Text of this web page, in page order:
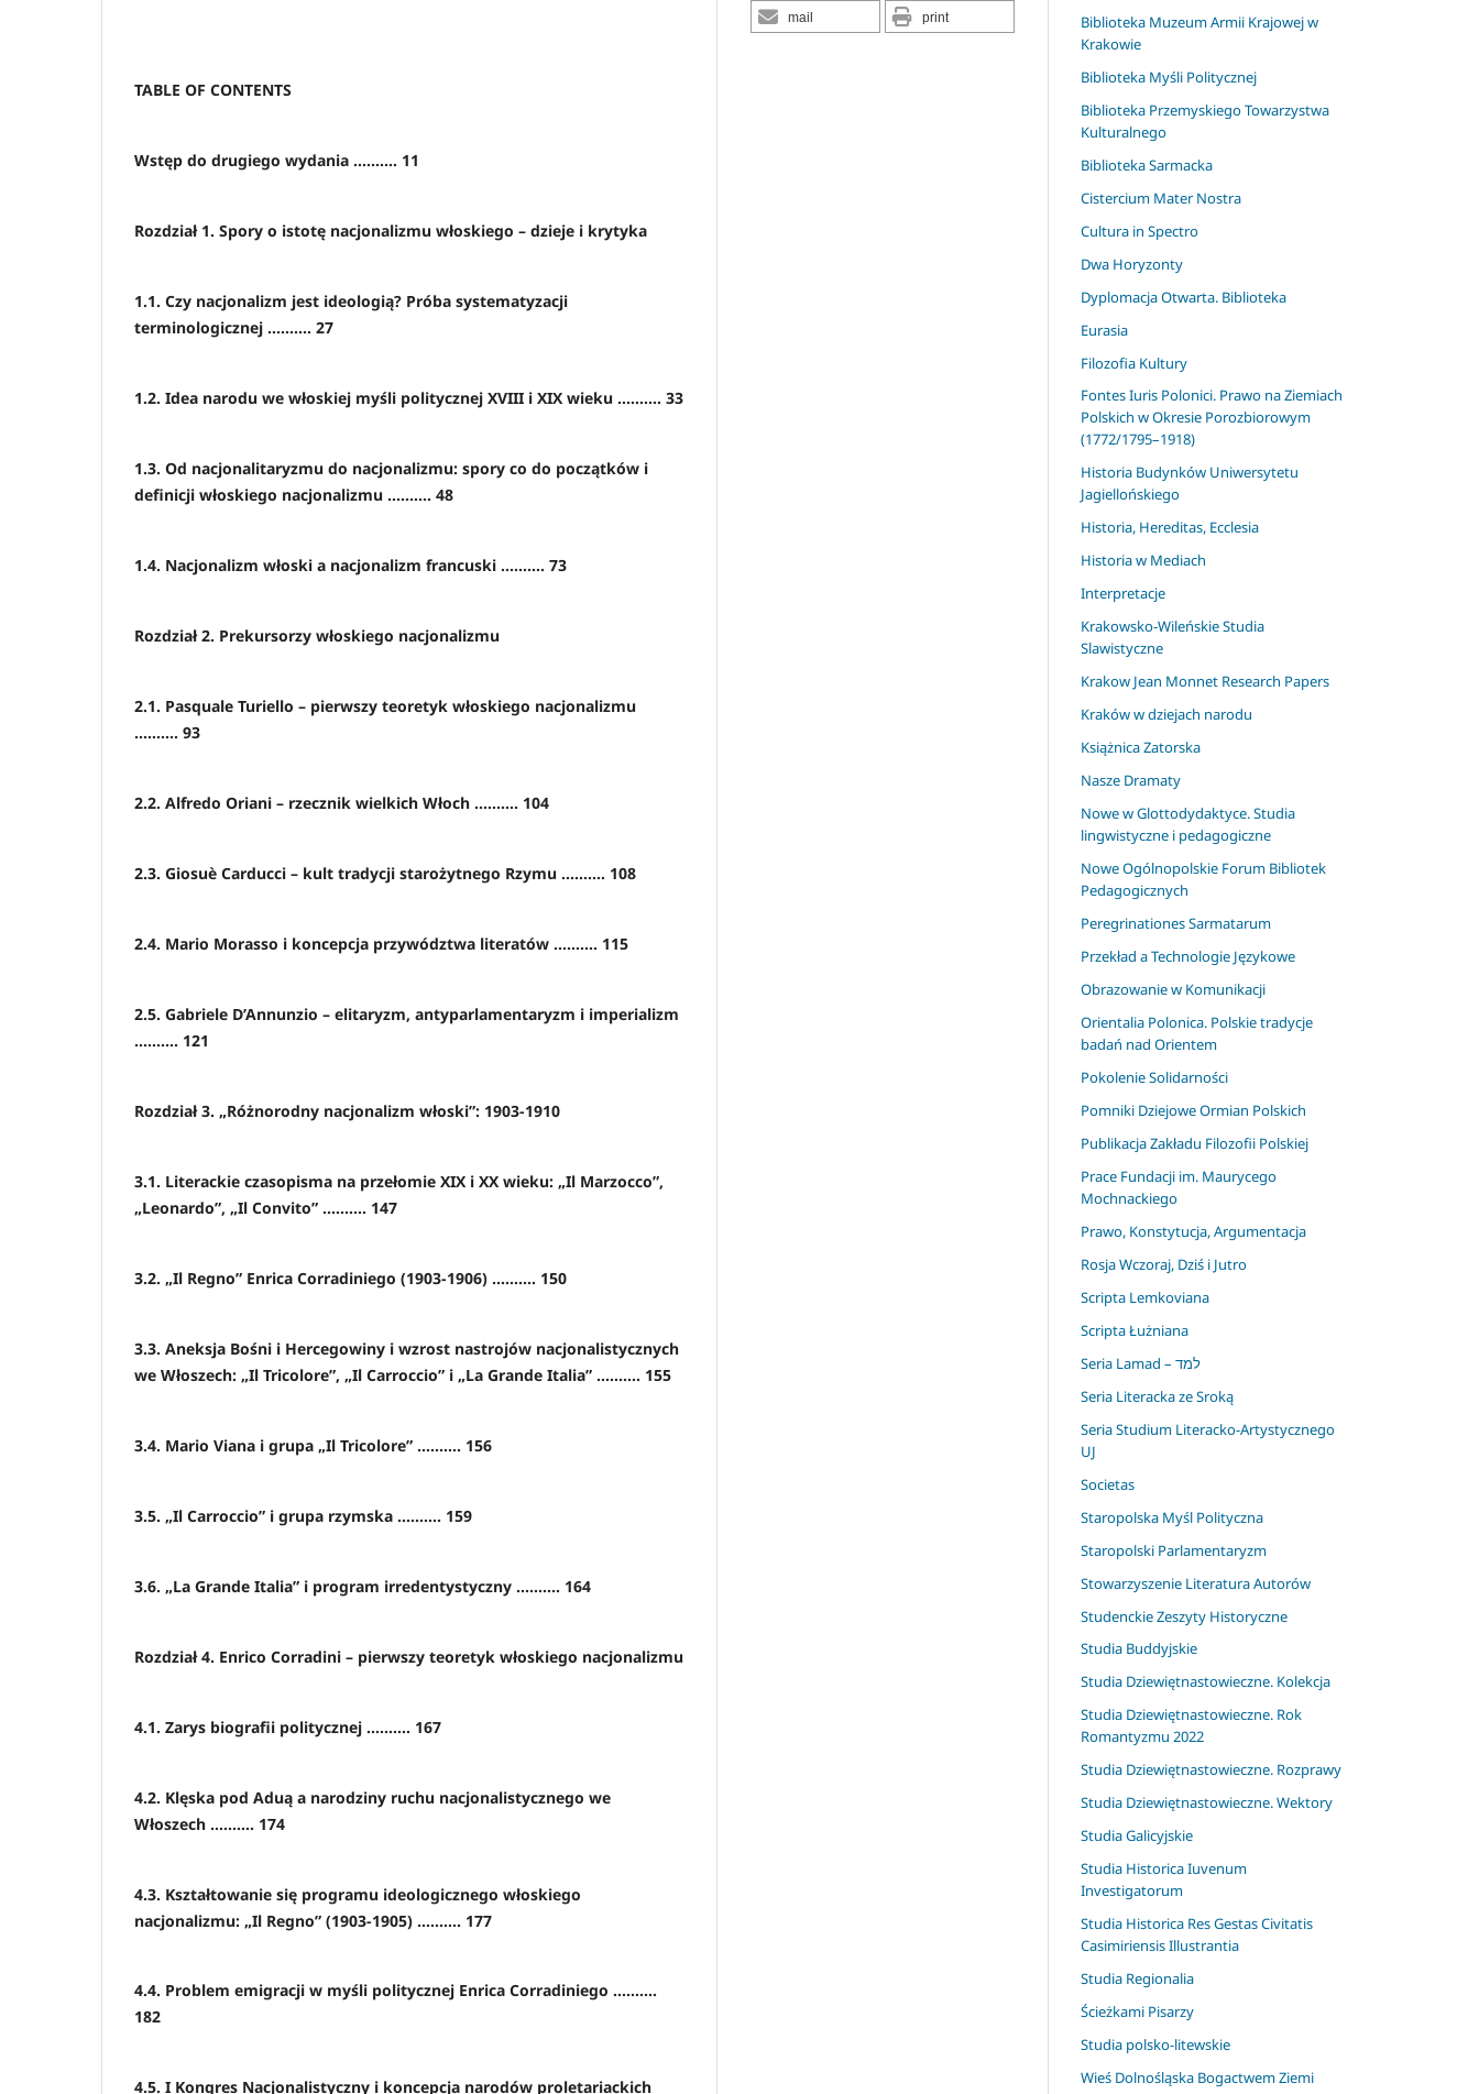
TABLE OF CONTENTS
Wstęp do drugiego wydania .......... 11
Rozdział 1. Spory o istotę nacjonalizmu włoskiego – dzieje i krytyka
1.1. Czy nacjonalizm jest ideologią? Próba systematyzacji
terminologicznej .......... 27
1.2. Idea narodu we włoskiej myśli politycznej XVIII i XIX wieku .......... 33
1.3. Od nacjonalitaryzmu do nacjonalizmu: spory co do początków i
definicji włoskiego nacjonalizmu .......... 48
1.4. Nacjonalizm włoski a nacjonalizm francuski .......... 73
Rozdział 2. Prekursorzy włoskiego nacjonalizmu
2.1. Pasquale Turiello – pierwszy teoretyk włoskiego nacjonalizmu
.......... 93
2.2. Alfredo Oriani – rzecznik wielkich Włoch .......... 104
2.3. Giosuè Carducci – kult tradycji starożytnego Rzymu .......... 108
2.4. Mario Morasso i koncepcja przywództwa literatów .......... 115
2.5. Gabriele D’Annunzio – elitaryzm, antyparlamentaryzm i imperializm
.......... 121
Rozdział 3. „Różnorodny nacjonalizm włoski”: 1903-1910
3.1. Literackie czasopisma na przełomie XIX i XX wieku: „Il Marzocco”,
„Leonardo”, „Il Convito” .......... 147
3.2. „Il Regno” Enrica Corradiniego (1903-1906) .......... 150
3.3. Aneksja Bośni i Hercegowiny i wzrost nastrojów nacjonalistycznych
we Włoszech: „Il Tricolore”, „Il Carroccio” i „La Grande Italia” .......... 155
3.4. Mario Viana i grupa „Il Tricolore” .......... 156
3.5. „Il Carroccio” i grupa rzymska .......... 159
3.6. „La Grande Italia” i program irredentystyczny .......... 164
Rozdział 4. Enrico Corradini – pierwszy teoretyk włoskiego nacjonalizmu
4.1. Zarys biografii politycznej .......... 167
4.2. Klęska pod Aduą a narodziny ruchu nacjonalistycznego we
Włoszech .......... 174
4.3. Kształtowanie się programu ideologicznego włoskiego
nacjonalizmu: „Il Regno” (1903-1905) .......... 177
4.4. Problem emigracji w myśli politycznej Enrica Corradiniego ..........
182
4.5. I Kongres Nacjonalistyczny i koncepcja narodów proletariackich
mail print
Biblioteka Muzeum Armii Krajowej w
Krakowie
Biblioteka Myśli Politycznej
Biblioteka Przemyskiego Towarzystwa
Kulturalnego
Biblioteka Sarmacka
Cistercium Mater Nostra
Cultura in Spectro
Dwa Horyzonty
Dyplomacja Otwarta. Biblioteka
Eurasia
Filozofia Kultury
Fontes Iuris Polonici. Prawo na Ziemiach
Polskich w Okresie Porozbiorowym
(1772/1795–1918)
Historia Budynków Uniwersytetu
Jagiellońskiego
Historia, Hereditas, Ecclesia
Historia w Mediach
Interpretacje
Krakowsko-Wileńskie Studia
Slawistyczne
Krakow Jean Monnet Research Papers
Kraków w dziejach narodu
Książnica Zatorska
Nasze Dramaty
Nowe w Glottodydaktyce. Studia
lingwistyczne i pedagogiczne
Nowe Ogólnopolskie Forum Bibliotek
Pedagogicznych
Peregrinationes Sarmatarum
Przekład a Technologie Językowe
Obrazowanie w Komunikacji
Orientalia Polonica. Polskie tradycje
badań nad Orientem
Pokolenie Solidarności
Pomniki Dziejowe Ormian Polskich
Publikacja Zakładu Filozofii Polskiej
Prace Fundacji im. Maurycego
Mochnackiego
Prawo, Konstytucja, Argumentacja
Rosja Wczoraj, Dziś i Jutro
Scripta Lemkoviana
Scripta Łużniana
Seria Lamad – למד
Seria Literacka ze Sroką
Seria Studium Literacko-Artystycznego
UJ
Societas
Staropolska Myśl Polityczna
Staropolski Parlamentaryzm
Stowarzyszenie Literatura Autorów
Studenckie Zeszyty Historyczne
Studia Buddyjskie
Studia Dziewiętnastowieczne. Kolekcja
Studia Dziewiętnastowieczne. Rok
Romantyzmu 2022
Studia Dziewiętnastowieczne. Rozprawy
Studia Dziewiętnastowieczne. Wektory
Studia Galicyjskie
Studia Historica Iuvenum
Investigatorum
Studia Historica Res Gestas Civitatis
Casimiriensis Illustrantia
Studia Regionalia
Ścieżkami Pisarzy
Studia polsko-litewskie
Wieś Dolnośląska Bogactwem Ziemi